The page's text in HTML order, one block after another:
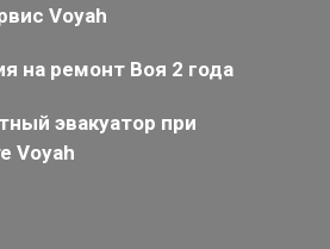
Voyah
на ремонт Воя 2 года
эвакуатор при
Voyah